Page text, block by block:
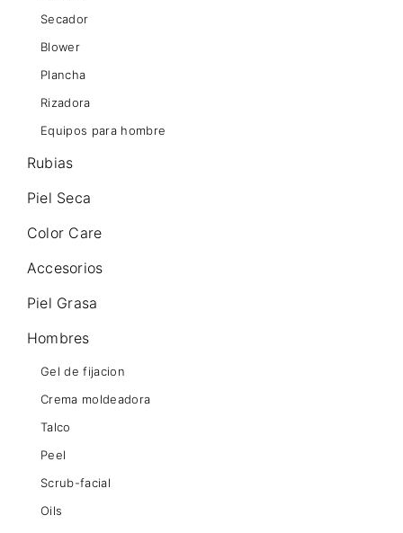
Secador
Blower
Plancha
Rizadora
Equipos para hombre
Rubias
Piel Seca
Color Care
Accesorios
Piel Grasa
Hombres
Gel de fijacion
Crema moldeadora
Talco
Peel
Scrub-facial
Oils